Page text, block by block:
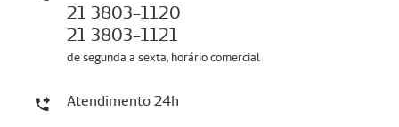
21 3803-1120
21 3803-1121
de segunda a sexta, horário comercial
Atendimento 24h